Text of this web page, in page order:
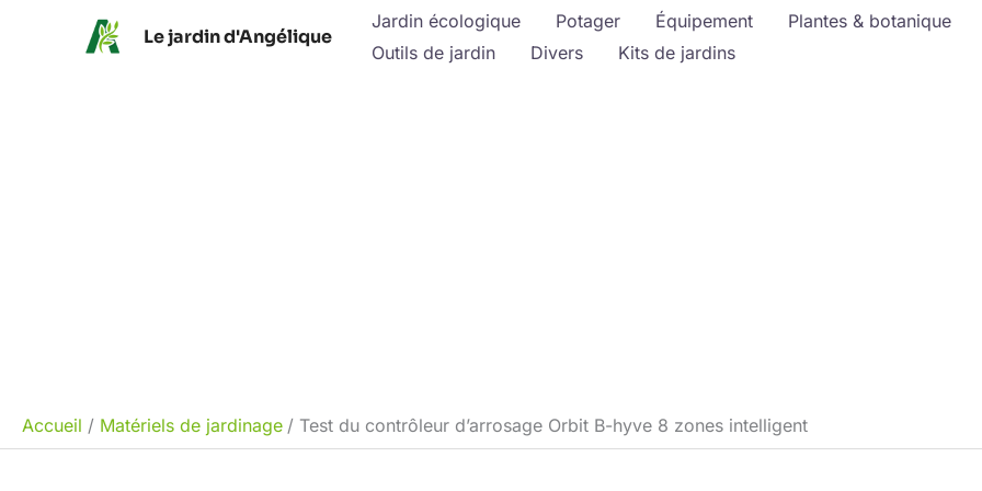
Le jardin d'Angélique
Jardin écologique Potager Équipement Plantes & botanique
Outils de jardin
Divers Kits de jardins
Accueil Matériels de jardinage Test du contrôleur d’arrosage Orbit B-hyve 8 zones intelligent